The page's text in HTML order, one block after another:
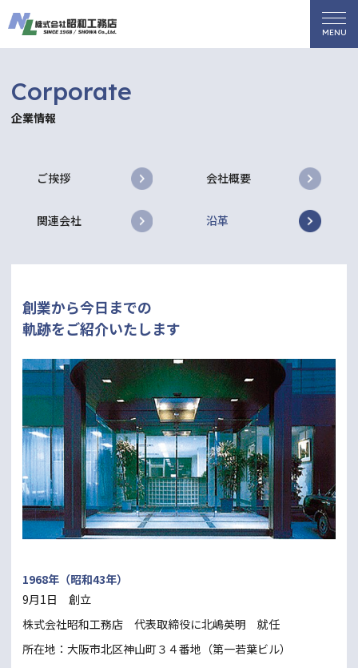
Corporate
企業情報
ご挨拶 会社概要
関連会社 沿革
創業から今日までの
軌跡をご紹介いたします
1968年（昭和43年）
9月1日 創立
株式会社昭和工務店 代表取締役に北嶋英明 就任
所在地：大阪市北区神山町３４番地（第一若葉ビル）